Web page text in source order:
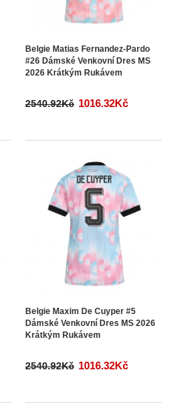
Belgie Matias Fernandez-Pardo
#26 Dámské Venkovní Dres MS
2026 Krátkým Rukávem
2540.92Kč 1016.32Kč
Belgie Maxim De Cuyper #5
Dámské Venkovní Dres MS 2026
Krátkým Rukávem
2540.92Kč 1016.32Kč